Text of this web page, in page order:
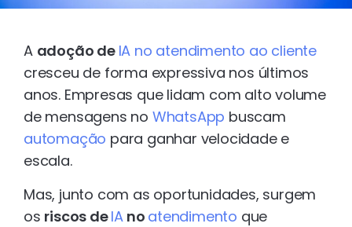
A adoção de IA no atendimento ao cliente
cresceu de forma expressiva nos últimos
anos. Empresas que lidam com alto volume
de mensagens no WhatsApp buscam
automação para ganhar velocidade e
escala.
Mas, junto com as oportunidades, surgem
os riscos deIA no atendimento que